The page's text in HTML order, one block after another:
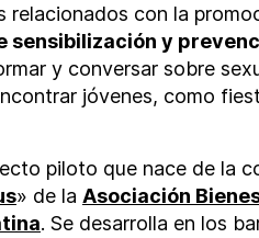
con la
sensibilización y
y conversar sobre
jóvenes, como
piloto que nace de la
» de la Asociación
. Se desarrolla en los